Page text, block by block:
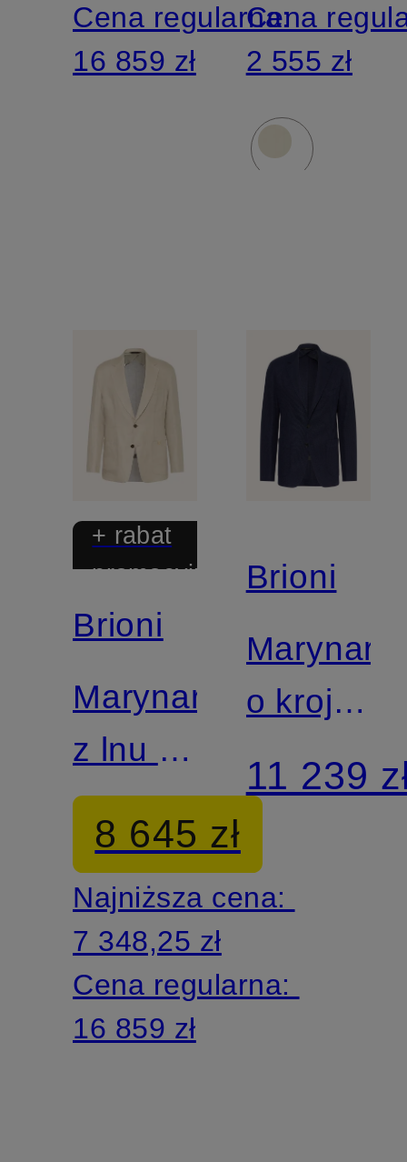
Cena regularna:
16 859 zł
Cena
2 555 zł
+ rabat
promocyjny
Brioni
Marynarka
z lnu o
kroju
regular
fit
8 645 zł
Najniższa cena:
7 348,25 zł
Cena regularna:
16 859 zł
Brioni
o kroju
slim fit
11 239